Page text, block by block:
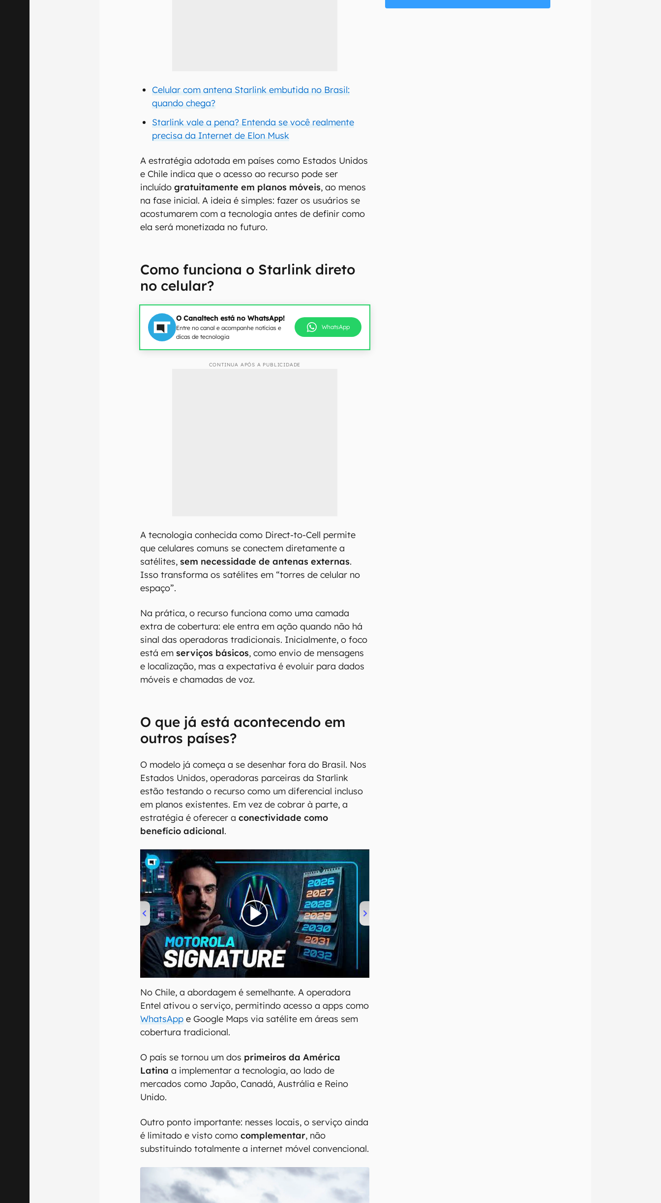
Celular com antena Starlink embutida no Brasil:
quando chega?
Starlink vale a pena? Entenda se você realmente
precisa da Internet de Elon Musk
A estratégia adotada em países como Estados Unidos
e Chile indica que o acesso ao recurso pode ser
incluídogratuitamente em planos móveis, ao menos
na fase inicial. A ideia é simples: fazer os usuários se
acostumarem com a tecnologia antes de definir como
ela será monetizada no futuro.
Como funciona o Starlink direto
no celular?
O Canaltech está no WhatsApp!
Entre no canal e acompanhe notícias e
dicas de tecnologia
WhatsApp
CONTINUA APÓS A PUBLICIDADE
A tecnologia conhecida como Direct-to-Cell permite
que celulares comuns se conectem diretamente a
satélites,sem necessidade de antenas externas.
Isso transforma os satélites em “torres de celular no
espaço”.
Na prática, o recurso funciona como uma camada
extra de cobertura: ele entra em ação quando não há
sinal das operadoras tradicionais. Inicialmente, o foco
está emserviços básicos, como envio de mensagens
e localização, mas a expectativa é evoluir para dados
móveis e chamadas de voz.
O que já está acontecendo em
outros países?
O modelo já começa a se desenhar fora do Brasil. Nos
Estados Unidos, operadoras parceiras da Starlink
estão testando o recurso como um diferencial incluso
em planos existentes. Em vez de cobrar à parte, a
estratégia é oferecer aconectividade como
benefício adicional.
00:00 20:46
No Chile, a abordagem é semelhante. A operadora
Entel ativou o serviço, permitindo acesso a apps como
WhatsApp e Google Maps via satélite em áreas sem
cobertura tradicional.
O país se tornou um dos primeiros da América
Latina a implementar a tecnologia, ao lado de
mercados como Japão, Canadá, Austrália e Reino
Unido.
Outro ponto importante: nesses locais, o serviço ainda
é limitado e visto comocomplementar, não
substituindo totalmente a internet móvel convencional.